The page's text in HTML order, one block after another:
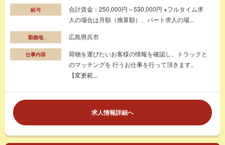
給与
合計賃金：250,000円～530,000円 ※フルタイム求
人の場合は月額（換算額）、パート求人の場...
勤務地 広島県呉市
仕事内容
荷物を運びたいお客様の情報を確認し、トラックと
のマッチングを 行うお仕事を行って頂きます。
【変更範...
求人情報詳細へ